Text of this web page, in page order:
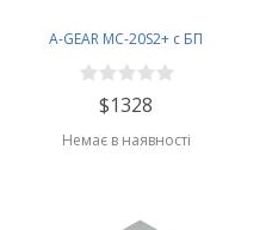
A-GEAR MC-20S2+ c БП
$1328
Немає в наявності